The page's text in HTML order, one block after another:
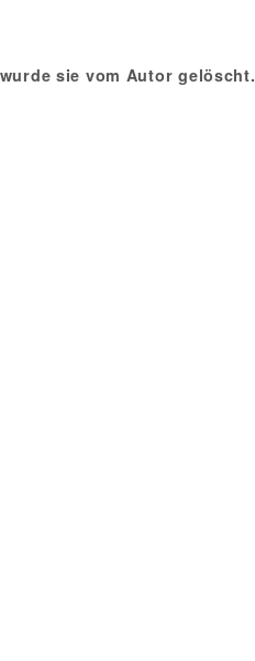
sie vom Autor gelöscht.